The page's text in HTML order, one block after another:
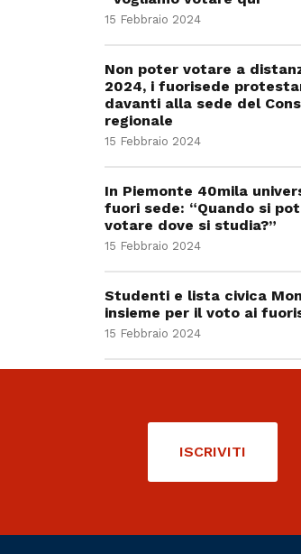
15 Febbraio 2024
Non poter votare a
2024, i fuorisede
davanti alla sede del
regionale
15 Febbraio 2024
In Piemonte 40mila
fuori sede: “Quando si
votare dove si studia?”
15 Febbraio 2024
Studenti e lista civica
insieme per il voto ai
15 Febbraio 2024
ISCRIVITI